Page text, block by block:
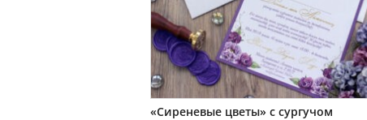
«Сиреневые цветы» с сургучом